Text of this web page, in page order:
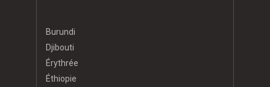
Burundi
Djibouti
Érythrée
Éthiopie